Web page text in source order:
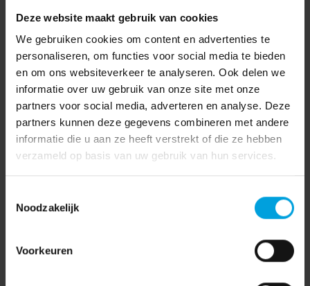
Deze website maakt gebruik van cookies
We gebruiken cookies om content en advertenties te
personaliseren, om functies voor social media te bieden
en om ons websiteverkeer te analyseren. Ook delen we
informatie over uw gebruik van onze site met onze
partners voor social media, adverteren en analyse. Deze
partners kunnen deze gegevens combineren met andere
informatie die u aan ze heeft verstrekt of die ze hebben
verzameld op basis van uw gebruik van hun services.
Noodzakelijk
Voorkeuren